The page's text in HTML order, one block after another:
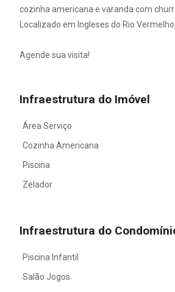
cozinha americana e varanda com
Localizado em Ingleses do Rio
Agende sua visita!
Infraestrutura do Imóvel
Área Serviço
Cozinha Americana
Piscina
Zelador
Infraestrutura do
Piscina Infantil
Salão Jogos